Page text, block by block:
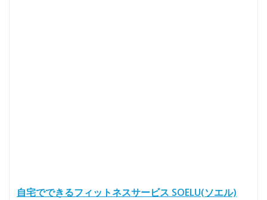
自宅でできるフィットネスサービス SOELU(ソエル)